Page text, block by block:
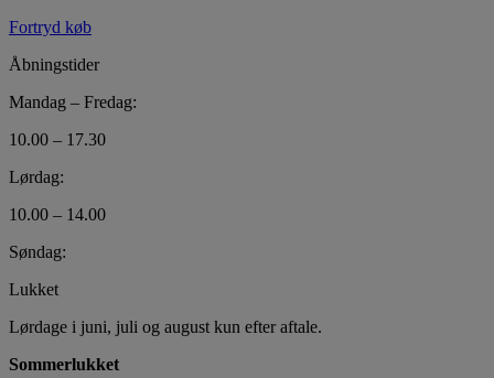
Fortryd køb
Åbningstider
Mandag – Fredag:
10.00 – 17.30
Lørdag:
10.00 – 14.00
Søndag:
Lukket
Lørdage i juni, juli og august kun efter aftale.
Sommerlukket